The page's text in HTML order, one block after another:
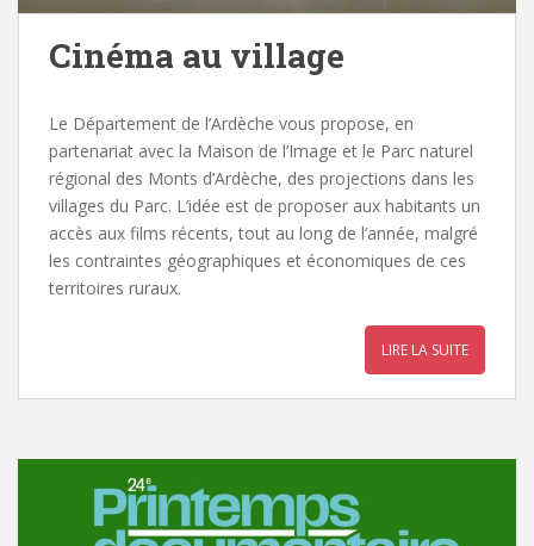
Cinéma au village
Le Département de l’Ardèche vous propose, en
partenariat avec la Maison de l’Image et le Parc naturel
régional des Monts d’Ardèche, des projections dans les
villages du Parc. L’idée est de proposer aux habitants un
accès aux films récents, tout au long de l’année, malgré
les contraintes géographiques et économiques de ces
territoires ruraux.
LIRE LA SUITE